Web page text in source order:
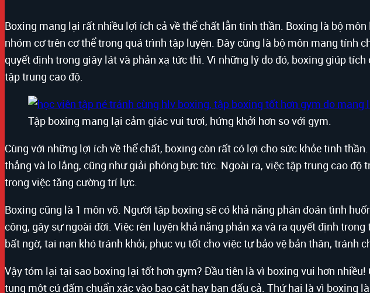
Boxing mang lại rất nhiều lợi ích cả về thể chất lẫn tinh thần. Boxing là bộ
nhóm cơ trên cơ thể trong quá trình tập luyện. Đây cũng là bộ môn mang tính
quyết định trong giây lát và phản xạ tức thì. Vì những lý do đó, boxing giúp
tập trung cao độ.
Tập boxing mang lại cảm giác vui tươi, hứng khởi hơn so với gym.
Cùng với những lợi ích về thể chất, boxing còn rất có lợi cho sức khỏe tinh
thẳng và lo lắng, cũng như giải phóng bực tức. Ngoài ra, việc tập trung cao độ
trong việc tăng cường trí lực.
Boxing cũng là 1 môn võ. Người tập boxing sẽ có khả năng phán đoán tình
công, gây sự ngoài đời. Việc rèn luyện khả năng phản xạ và ra quyết định
bất ngờ, tai nạn khó tránh khỏi, phục vụ tốt cho việc tự bảo vệ bản thân, tránh
Vậy tóm lại tại sao boxing lại tốt hơn gym? Đầu tiên là vì boxing vui hơn
tung một cú đấm chuẩn xác vào bao cát hay bạn đấu cả. Thứ hai là vì boxing